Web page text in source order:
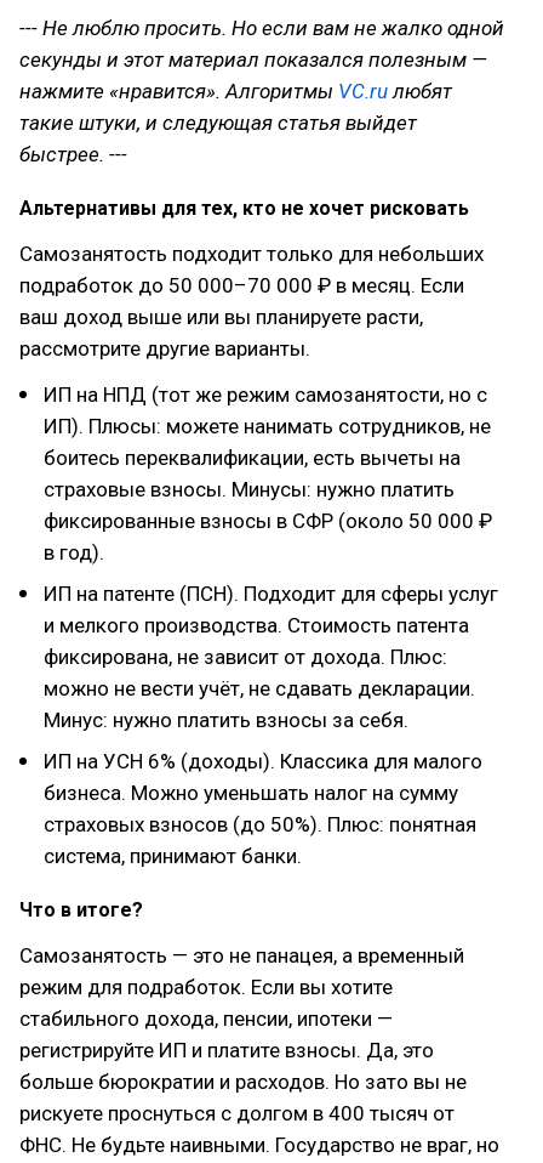
--- Не люблю просить. Но если вам не жалко одной
секунды и этот материал показался полезным —
нажмите «нравится». Алгоритмы VC.ruлюбят
такие штуки, и следующая статья выйдет
быстрее. ---
Альтернативы для тех, кто не хочет рисковать
Самозанятость подходит только для небольших
подработок до 50 000–70 000 ₽ в месяц. Если
ваш доход выше или вы планируете расти,
рассмотрите другие варианты.
ИП на НПД (тот же режим самозанятости, но с
ИП). Плюсы: можете нанимать сотрудников, не
боитесь переквалификации, есть вычеты на
страховые взносы. Минусы: нужно платить
фиксированные взносы в СФР (около 50 000 ₽
в год).
ИП на патенте (ПСН). Подходит для сферы услуг
и мелкого производства. Стоимость патента
фиксирована, не зависит от дохода. Плюс:
можно не вести учёт, не сдавать декларации.
Минус: нужно платить взносы за себя.
ИП на УСН 6% (доходы). Классика для малого
бизнеса. Можно уменьшать налог на сумму
страховых взносов (до 50%). Плюс: понятная
система, принимают банки.
Что в итоге?
Самозанятость — это не панацея, а временный
режим для подработок. Если вы хотите
стабильного дохода, пенсии, ипотеки —
регистрируйте ИП и платите взносы. Да, это
больше бюрократии и расходов. Но зато вы не
рискуете проснуться с долгом в 400 тысяч от
ФНС. Не будьте наивными. Государство не враг, но